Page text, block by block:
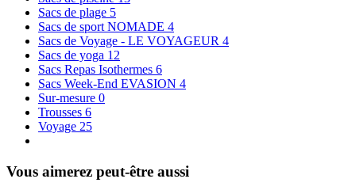
Sacs de plage 5
Sacs de sport NOMADE 4
Sacs de Voyage - LE VOYAGEUR 4
Sacs de yoga 12
Sacs Repas Isothermes 6
Sacs Week-End EVASION 4
Sur-mesure 0
Trousses 6
Voyage 25
Vous aimerez peut-être aussi